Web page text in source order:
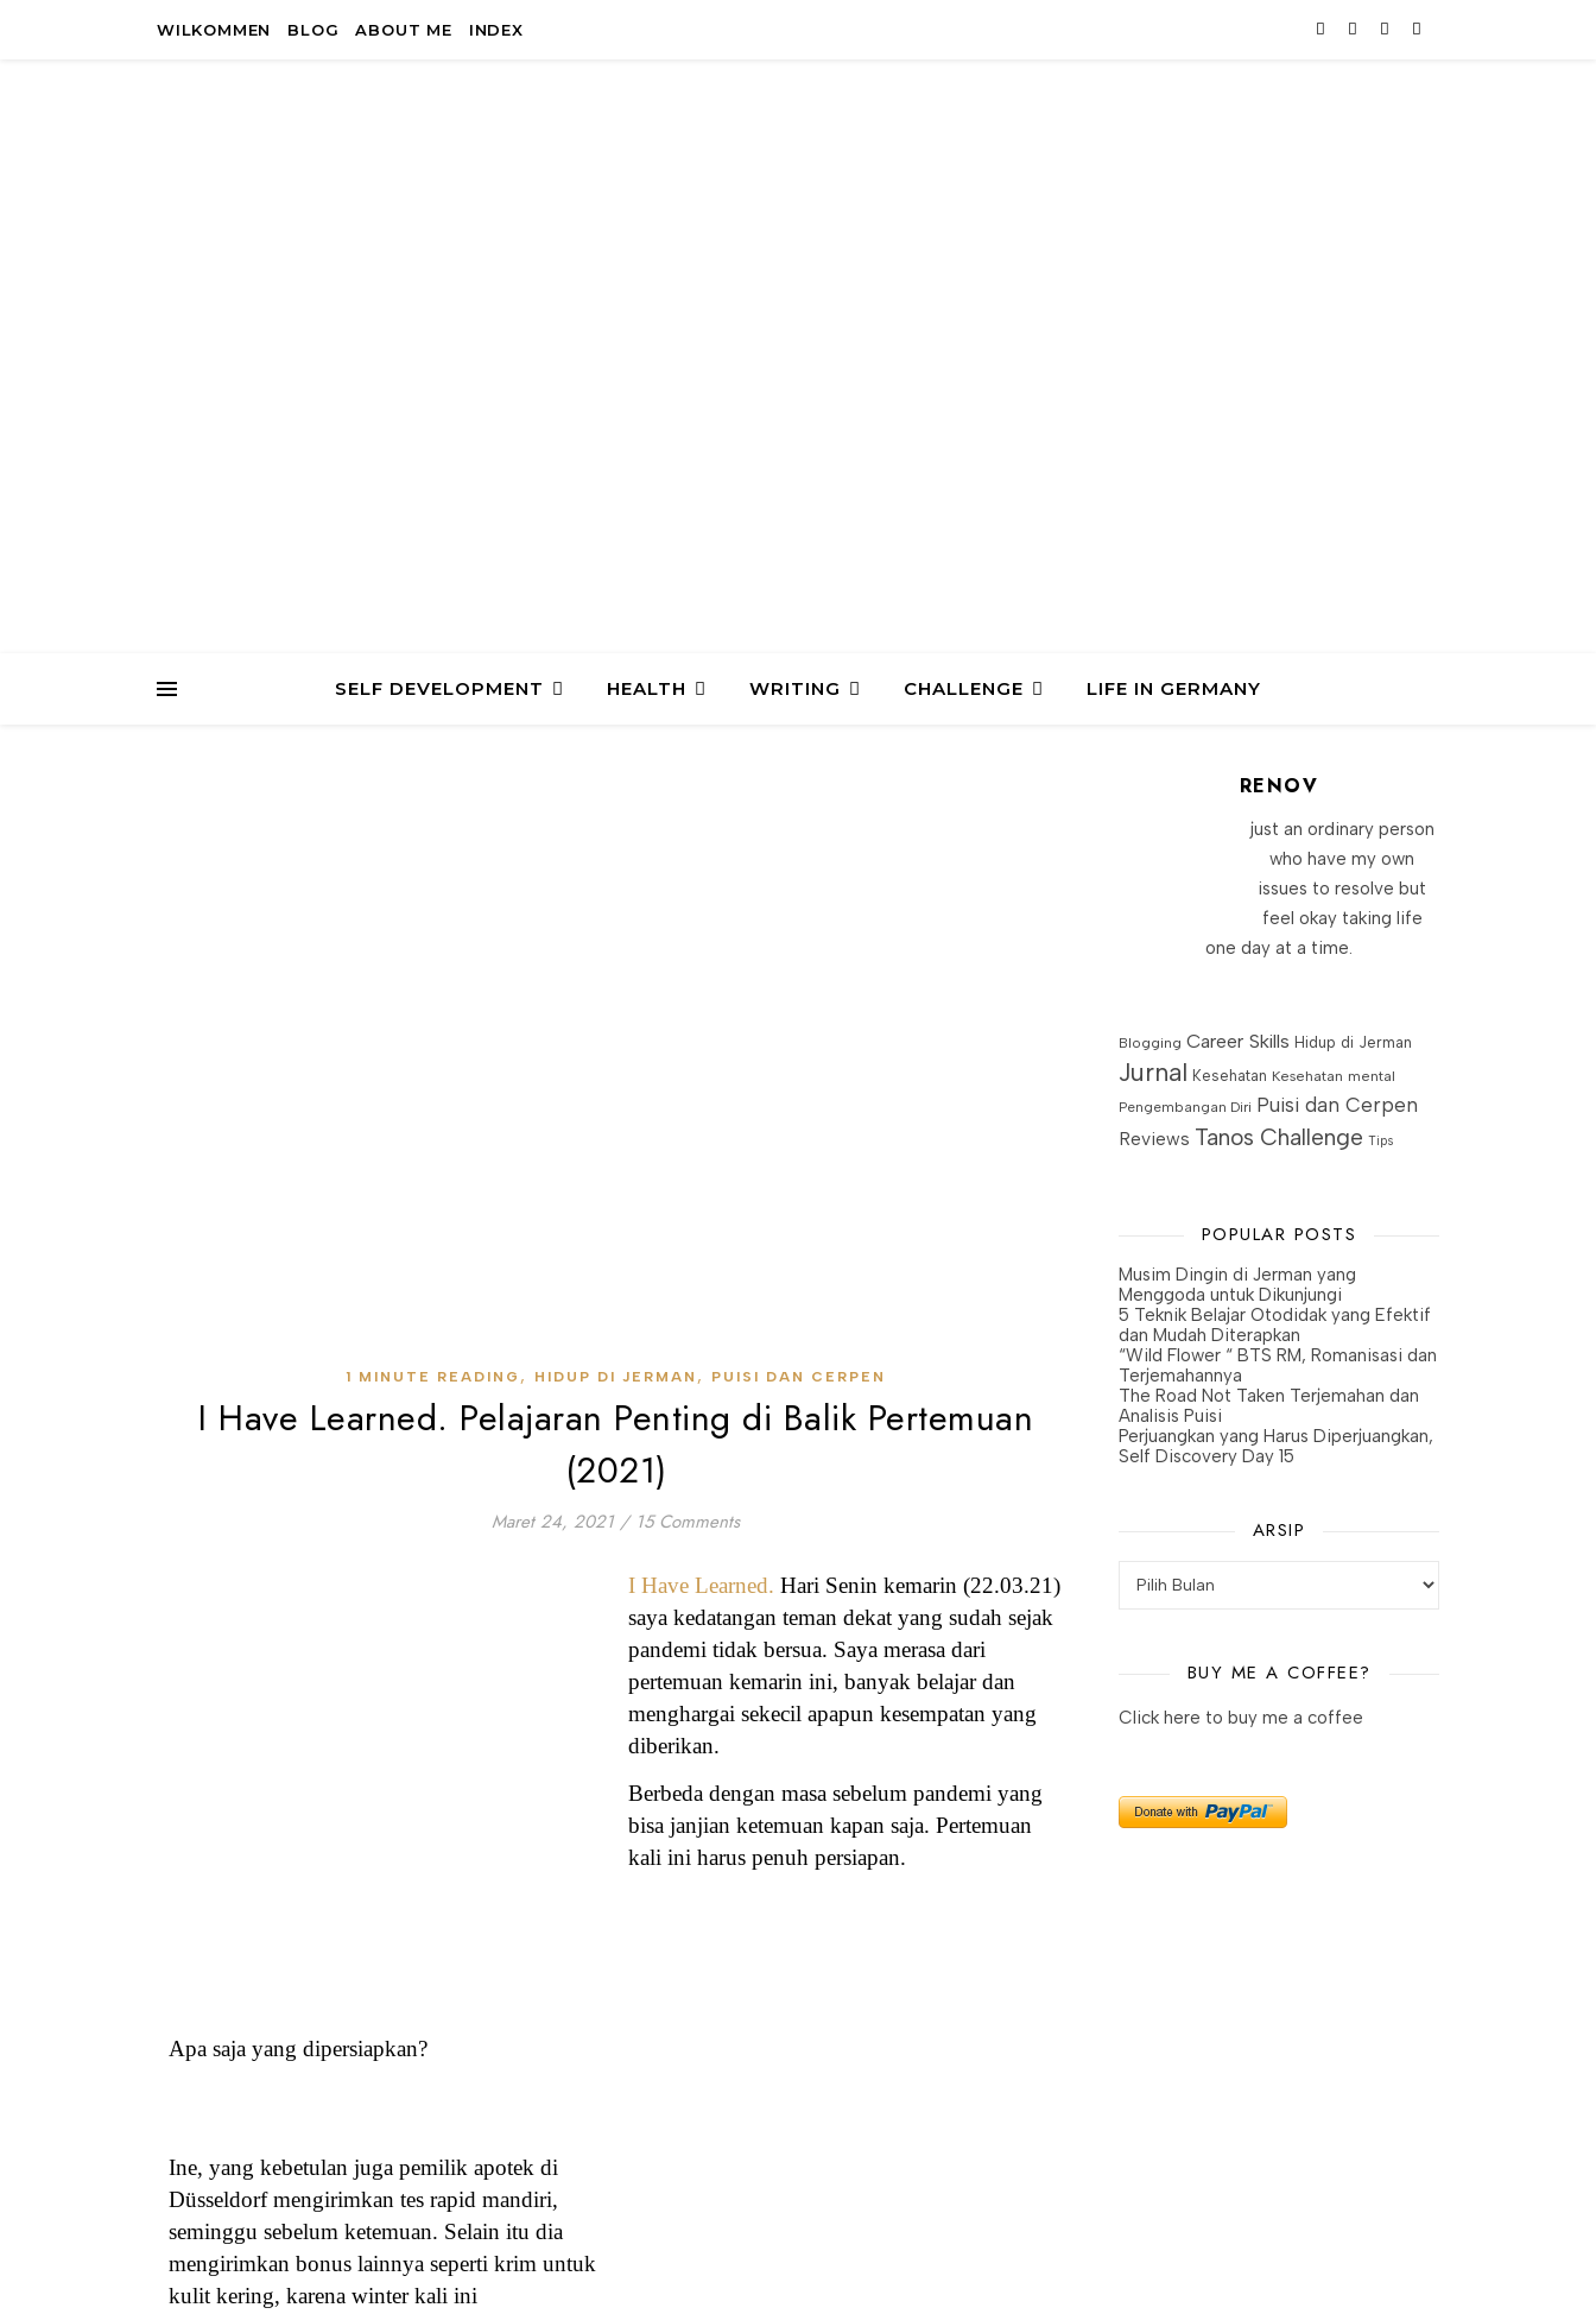
WILKOMMEN BLOG ABOUT ME INDEX
SELF DEVELOPMENT HEALTH WRITING CHALLENGE LIFE IN GERMANY
1 MINUTE READING , HIDUP DI JERMAN , PUISI DAN CERPEN
I Have Learned. Pelajaran Penting di Balik Pertemuan
(2021)
Maret 24, 2021 / 15 Comments
I Have Learned. Hari Senin kemarin (22.03.21)
saya kedatangan teman dekat yang sudah sejak
pandemi tidak bersua. Saya merasa dari
pertemuan kemarin ini, banyak belajar dan
menghargai sekecil apapun kesempatan yang
diberikan.
Berbeda dengan masa sebelum pandemi yang
bisa janjian ketemuan kapan saja. Pertemuan
kali ini harus penuh persiapan.
Apa saja yang dipersiapkan?
Ine, yang kebetulan juga pemilik apotek di
Düsseldorf mengirimkan tes rapid mandiri,
seminggu sebelum ketemuan. Selain itu dia
mengirimkan bonus lainnya seperti krim untuk
kulit kering, karena winter kali ini
RENOV
just an ordinary person
who have my own
issues to resolve but
feel okay taking life
one day at a time.
Blogging Career Skills Hidup di Jerman
Jurnal Kesehatan Kesehatan mental
Pengembangan Diri Puisi dan Cerpen
Reviews Tanos Challenge Tips
POPULAR POSTS
Musim Dingin di Jerman yang
Menggoda untuk Dikunjungi
5 Teknik Belajar Otodidak yang Efektif
dan Mudah Diterapkan
“Wild Flower “ BTS RM, Romanisasi dan
Terjemahannya
The Road Not Taken Terjemahan dan
Analisis Puisi
Perjuangkan yang Harus Diperjuangkan,
Self Discovery Day 15
ARSIP
BUY ME A COFFEE?
Click here to buy me a coffee